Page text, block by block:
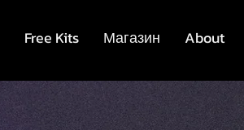
Free Kits Магазин About